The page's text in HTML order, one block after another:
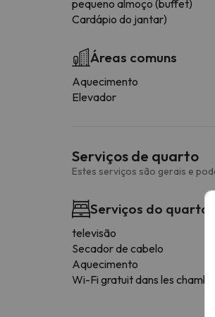
pequeno almoço (buffet)
Cardápio do jantar)
Áreas comuns
Aquecimento
Elevador
Serviços de quarto
Estes serviços são gerais e
Serviços do quarto
televisão
Secador de cabelo
Aquecimento
Wi-Fi gratuit dans les